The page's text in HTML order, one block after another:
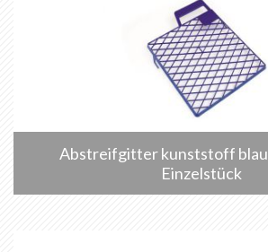
Abstreifgitter kunststoff blau
Einzelstück